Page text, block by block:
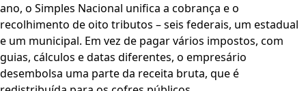
ano, o Simples Nacional unifica a cobrança e o
recolhimento de oito tributos – seis federais, um estadual
e um municipal. Em vez de pagar vários impostos, com
guias, cálculos e datas diferentes, o empresário
desembolsa uma parte da receita bruta, que é